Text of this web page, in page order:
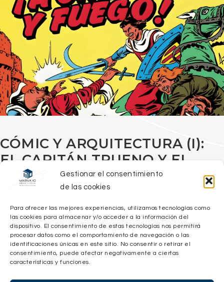
Gestionar el consentimiento
de las cookies
Para ofrecer las mejores experiencias, utilizamos tecnologías como
las cookies para almacenar y/o acceder a la información del
dispositivo. El consentimiento de estas tecnologías nos permitirá
procesar datos como el comportamiento de navegación o las
identificaciones únicas en este sitio. No consentir o retirar el
consentimiento, puede afectar negativamente a ciertas
características y funciones.
CÓMIC Y ARQUITECTURA (I):
EL CAPITÁN TRUENO Y EL
MEDIEVO IMAGINADO
Desde tiempos tempranos del cristianismo algunos de
sus seguidores decidieron vivir apartados del mundo,
para vivir sin distracciones mundanas que les impidieran
un mayor acercamiento a Dios, y también obligados por
la persecución de los cristianos en los primeros siglos de